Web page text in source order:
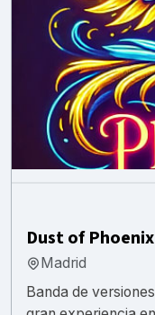
Dust of Phoenix
Madrid
Banda de